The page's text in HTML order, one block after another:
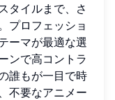
タイルまで、さ
プロフェッショ
ーマが最適な選
ンで高コントラ
誰もが一目で時
不要なアニメー